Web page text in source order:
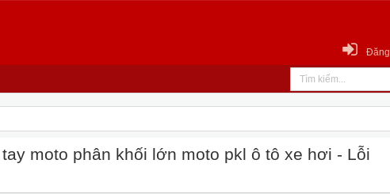
moto phân khối lớn moto pkl ô tô xe hơi - Lỗi